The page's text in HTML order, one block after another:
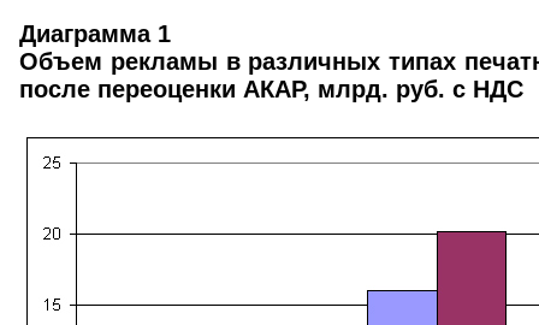
Диаграмма 1
Объем рекламы в различных типах
после переоценки АКАР, млрд. руб. с НДС